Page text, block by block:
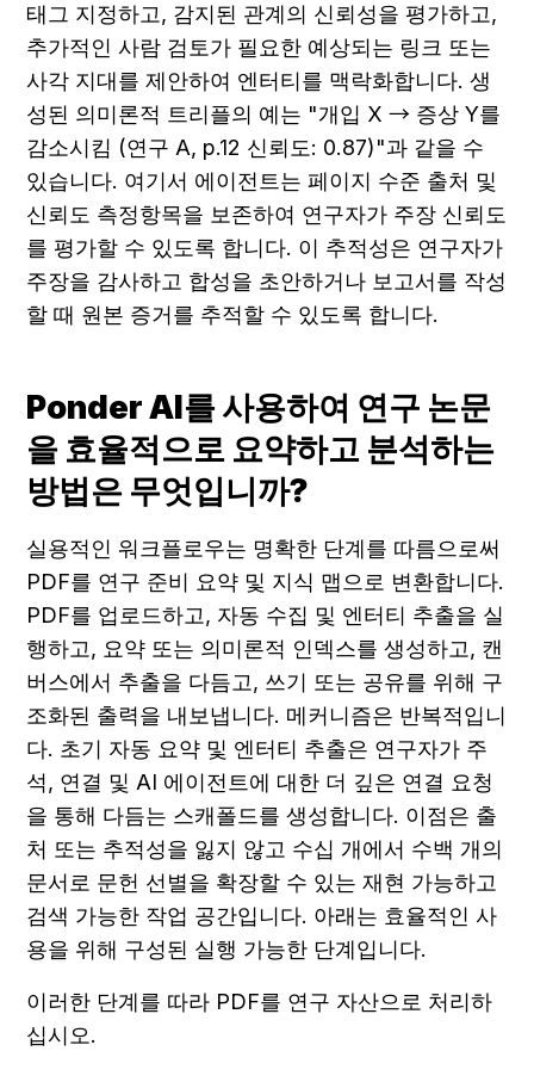
태그 지정하고, 감지된 관계의 신뢰성을 평가하고,
추가적인 사람 검토가 필요한 예상되는 링크 또는
사각 지대를 제안하여 엔터티를 맥락화합니다. 생
성된 의미론적 트리플의 예는 "개입 X → 증상 Y를
감소시킴 (연구 A, p.12 신뢰도: 0.87)"과 같을 수
있습니다. 여기서 에이전트는 페이지 수준 출처 및
신뢰도 측정항목을 보존하여 연구자가 주장 신뢰도
를 평가할 수 있도록 합니다. 이 추적성은 연구자가
주장을 감사하고 합성을 초안하거나 보고서를 작성
할 때 원본 증거를 추적할 수 있도록 합니다.
Ponder AI를 사용하여 연구 논문
을 효율적으로 요약하고 분석하는
방법은 무엇입니까?
실용적인 워크플로우는 명확한 단계를 따름으로써
PDF를 연구 준비 요약 및 지식 맵으로 변환합니다.
PDF를 업로드하고, 자동 수집 및 엔터티 추출을 실
행하고, 요약 또는 의미론적 인덱스를 생성하고, 캔
버스에서 추출을 다듬고, 쓰기 또는 공유를 위해 구
조화된 출력을 내보냅니다. 메커니즘은 반복적입니
다. 초기 자동 요약 및 엔터티 추출은 연구자가 주
석, 연결 및 AI 에이전트에 대한 더 깊은 연결 요청
을 통해 다듬는 스캐폴드를 생성합니다. 이점은 출
처 또는 추적성을 잃지 않고 수십 개에서 수백 개의
문서로 문헌 선별을 확장할 수 있는 재현 가능하고
검색 가능한 작업 공간입니다. 아래는 효율적인 사
용을 위해 구성된 실행 가능한 단계입니다.
이러한 단계를 따라 PDF를 연구 자산으로 처리하
십시오.